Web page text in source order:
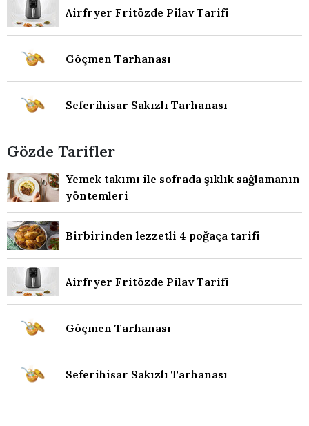
Airfryer Fritözde Pilav Tarifi
Göçmen Tarhanası
Seferihisar Sakızlı Tarhanası
Gözde Tarifler
Yemek takımı ile sofrada şıklık sağlamanın
yöntemleri
Birbirinden lezzetli 4 poğaça tarifi
Airfryer Fritözde Pilav Tarifi
Göçmen Tarhanası
Seferihisar Sakızlı Tarhanası